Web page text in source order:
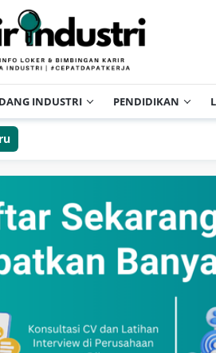
INDUSTRI PENDIDIKAN